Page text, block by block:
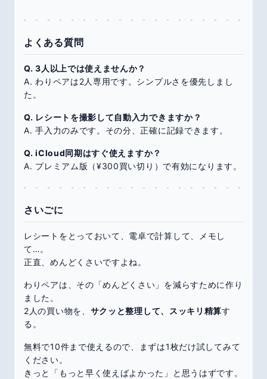
よくある質問
Q. 3人以上では使えませんか？
A. わりペアは2人専用です。シンプルさを優先しまし
た。
Q. レシートを撮影して自動入力できますか？
A. 手入力のみです。その分、正確に記録できます。
Q. iCloud同期はすぐ使えますか？
A. プレミアム版（¥300買い切り）で有効になります。
さいごに
レシートをとっておいて、電卓で計算して、メモし
て…。
正直、めんどくさいですよね。
わりペアは、その「めんどくさい」を減らすために作り
ました。
2人の買い物を、 サクッと整理して、スッキリ精算す
る。
無料で10件まで使えるので、まずは1枚だけ試してみて
ください。
きっと「もっと早く使えばよかった」と思うはずです。